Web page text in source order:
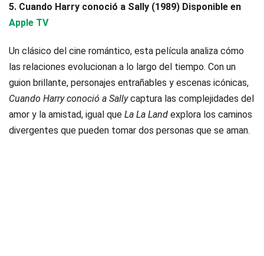
5. Cuando Harry conoció a Sally (1989) Disponible en
Apple TV
Un clásico del cine romántico, esta película analiza cómo
las relaciones evolucionan a lo largo del tiempo. Con un
guion brillante, personajes entrañables y escenas icónicas,
Cuando Harry conoció a Sallycaptura las complejidades del
amor y la amistad, igual que La La Land explora los caminos
divergentes que pueden tomar dos personas que se aman.